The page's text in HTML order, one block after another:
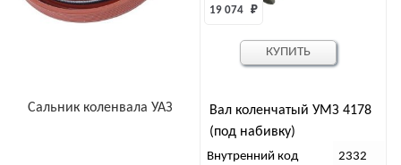
Сальник коленвала УАЗ
Вал коленчатый УМЗ 4178
(под набивку)
19 074 ₽
Внутренний код 2332
КУПИТЬ